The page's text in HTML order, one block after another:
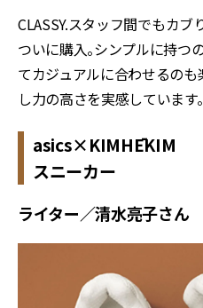
CLASSY.スタッフ間でもカ
ついに購入。シンプルに持つ
てカジュアルに合わせるのも
し力の高さを実感しています。
asics×KIMHĒKIM
スニーカー
ライター／清水亮子さん